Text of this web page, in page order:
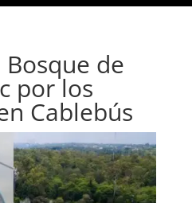
de
por los
Cablebús